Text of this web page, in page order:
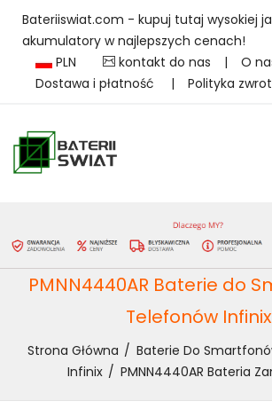
Bateriiswiat.com - kupuj tutaj wysokiej
akumulatory w najlepszych cenach!
PLN
kontakt do nas | O
Dostawa i płatność
| Polityka
PMNN4440AR Baterie do
Telefonów Infinix
Strona Główna
Baterie Do
Infinix
PMNN4440AR Bateria